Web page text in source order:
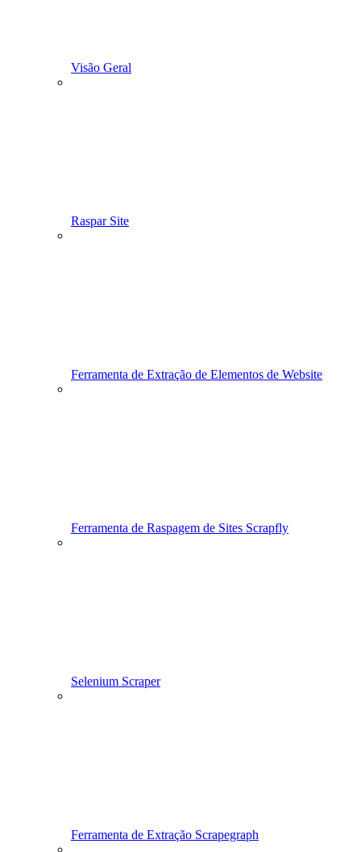
Visão Geral
Raspar Site
Ferramenta de Extração de Elementos de Website
Ferramenta de Raspagem de Sites Scrapfly
Selenium Scraper
Ferramenta de Extração Scrapegraph